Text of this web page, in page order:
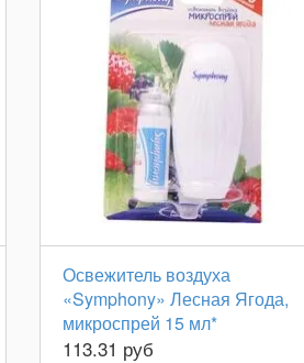
Освежитель воздуха
«Symphony» Лесная Ягода,
микроспрей 15 мл*
113.31 руб